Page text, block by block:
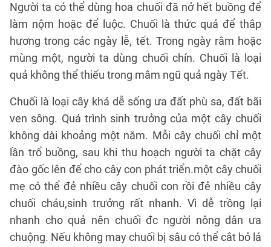
Người ta có thể dùng hoa chuối đã nở hết buồng để
làm nộm hoặc để luộc. Chuối là thức quả để thắp
hương trong các ngày lễ, tết. Trong ngày rằm hoặc
mùng một, người ta dùng chuối chín. Chuối là loại
quả không thể thiếu trong mâm ngũ quả ngày Tết.
Chuối là loại cây khá dễ sống ưa đất phù sa, đất bãi
ven sông. Quá trình sinh trưởng của một cây chuối
không dài khoảng một năm. Mỗi cây chuối chỉ một
lần trổ buồng, sau khi thu hoạch người ta chặt cây
đào gốc lên để cho cây con phát triển.một cây chuối
mẹ có thể đẻ nhiều cây chuối con rồi đẻ nhiều cây
chuối cháu,sinh trưởng rất nhanh. Vì dễ trồng lại
nhanh cho quả nên chuối đc người nông dân ưa
chuộng. Nếu không may chuối bị sâu có thể cắt bỏ lá